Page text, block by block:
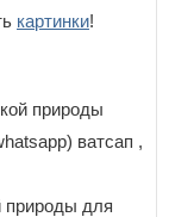
картинки!
природы
ватсап ,
природы для